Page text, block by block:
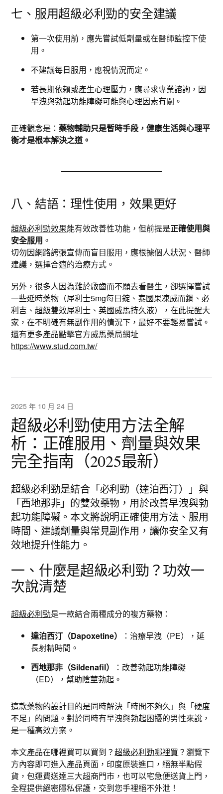
七、服用超級必利勁的安全建議
第一次使用前，應先嘗試低劑量或在醫師監控下使
用。
不建議每日服用，應視情況而定。
若長期依賴或產生心理壓力，應尋求專業諮詢，因
早洩與勃起功能障礙可能與心理因素有關。
正確觀念是： 藥物輔助只是暫時手段，健康生活與心理平
衡才是根本解決之道。
八、結語：理性使用，效果更好
超級必利勁效果能有效改善性功能，但前提是正確使用與
安全服用 。
切勿因網路誇張宣傳而盲目服用，應根據個人狀況、醫師
建議，選擇合適的治療方式。
另外，很多人因為難於啟齒而不願去看醫生，卻選擇嘗試
一些延時藥物（犀利士5mg每日錠 、泰國果凍威而鋼 、必
利吉 、超級雙效犀利士 、英國威馬持久液），在此提醒大
家，在不明確有無副作用的情況下，最好不要輕易嘗試。
還有更多產品點擊官方威馬藥局網址
https://www.stud.com.tw/
2025 年 10 月 24 日
超級必利勁使用方法全解
析：正確服用、劑量與效果
完全指南（2025最新）
超級必利勁是結合「必利勁（達泊西汀）」與
「西地那非」的雙效藥物，用於改善早洩與勃
起功能障礙。本文將說明正確使用方法、服用
時間、建議劑量與常見副作用，讓你安全又有
效地提升性能力。
一、什麼是超級必利勁？功效一
次說清楚
超級必利勁是一款結合兩種成分的複方藥物：
達泊西汀（Dapoxetine）
：治療早洩（PE），延
長射精時間。
西地那非（Sildenafil）
：改善勃起功能障礙
（ED），幫助陰莖勃起。
這款藥物的設計目的是同時解決「時間不夠久」與「硬度
不足」的問題。對於同時有早洩與勃起困擾的男性來說，
是一種高效方案。
本文產品在哪裡買可以買到？超級必利勁哪裡買 ？瀏覽下
方內容即可進入產品頁面，印度原裝進口，絕無半點假
貨，包運費送達三大超商門市，也可以宅急便送貨上門，
全程提供絕密隱私保護，交到您手裡絕不外泄！